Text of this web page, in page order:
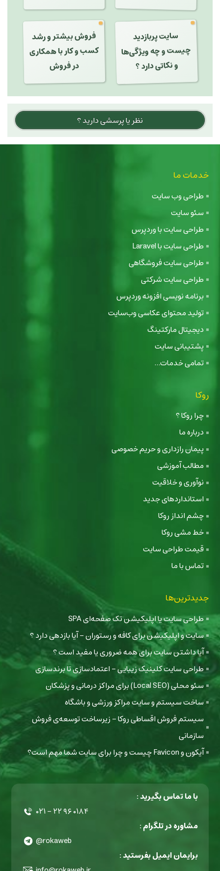
سایت پربازدید
چیست و چه ویژگی‌ها
و نکاتی دارد ؟
فروش بیشتر و رشد
کسب و کار با همکاری
در فروش
نظر یا پرسشی دارید ؟
خدمات ما
طراحی وب سایت
سئو سایت
طراحی سایت با وردپرس
طراحی سایت با Laravel
طراحی سایت فروشگاهی
طراحی سایت شرکتی
برنامه نویسی افزونه وردپرس
تولید محتوای عکاسی وب‌سایت
دیجیتال مارکتینگ
پشتیبانی سایت
تمامی خدمات...
روکا
چرا روکا ؟
درباره ما
پیمان رازداری و حریم خصوصی
مطالب آموزشی
نوآوری و خلاقیت
استانداردهای جدید
چشم انداز روکا
خط مشی روکا
قیمت طراحی سایت
تماس با ما
جدیدترین‌ها
طراحی سایت یا اپلیکیشن تک صفحه‌ای SPA
سایت و اپلیکیشن برای کافه و رستوران - آیا بازدهی دارد ؟
آیا داشتن سایت برای همه ضروری یا مفید است ؟
طراحی سایت کلینیک زیبایی - اعتمادسازی تا برندسازی
سئو محلی (Local SEO) برای مراکز درمانی و پزشکان
ساخت سیستم و سایت مراکز ورزشی و باشگاه
سیستم فروش اقساطی روکا - زیرساخت توسعه‌ی فروش
سازمانی
آیکون و Favicon چیست و چرا برای سایت شما مهم است؟
با ما تماس بگیرید :
۰۲۱ - ۲۲ ۹۶ ۰۱۸۴
مشاوره در تلگرام :
@rokaweb
برایمان ایمیل بفرستید :